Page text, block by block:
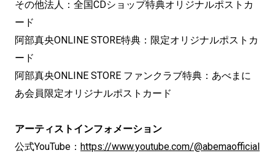
その他法人：全国CDショップ特典オリジナルポストカ
ード
阿部真央ONLINE STORE特典：限定オリジナルポストカ
ード
阿部真央ONLINE STORE ファンクラブ特典：あべまに
あ会員限定オリジナルポストカード
アーティストインフォメーション
公式YouTube： https://www.youtube.com/@abemaofficial